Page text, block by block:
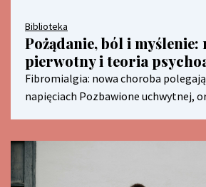
Biblioteka
Pożądanie, ból i myślenie:
pierwotny i teoria
Fibromialgia: nowa choroba
napięciach Pozbawione uchwytnej,